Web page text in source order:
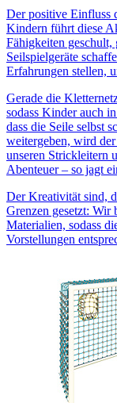
Der positive Einfluss
Kindern führt diese
Fähigkeiten geschult,
Seilspielgeräte
Erfahrungen stellen,
Gerade die
sodass Kinder auch
dass die Seile selbst
weitergeben, wird
unseren Strickleitern
Abenteuer – so jagt
Der Kreativität sind,
Grenzen gesetzt: Wir
Materialien, sodass
Vorstellungen